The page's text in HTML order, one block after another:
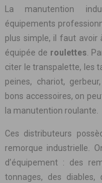
La manutention
équipements
plus simple, il faut avoir
équipée de roulettes .
citer le transpalette, les
peines, chariot,
bons accessoires, on
la manutention roulante.
Ces distributeurs
remorque industrielle.
d’équipement : des
tonnages, des diables,